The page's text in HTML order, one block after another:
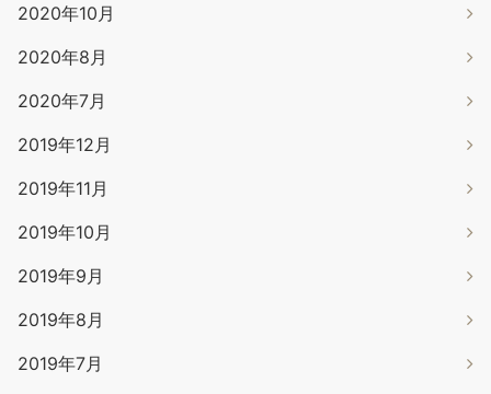
2020年10月
2020年8月
2020年7月
2019年12月
2019年11月
2019年10月
2019年9月
2019年8月
2019年7月